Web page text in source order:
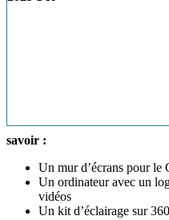
savoir :
Un mur d’écrans pour le
Un ordinateur avec un
vidéos
Un kit d’éclairage sur